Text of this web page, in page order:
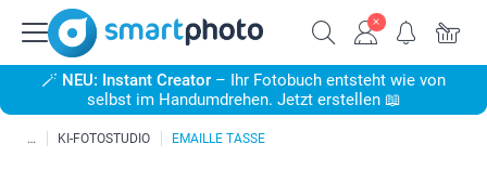
🪄 NEU: Instant Creator – Ihr Fotobuch entsteht wie von
selbst im Handumdrehen. Jetzt erstellen 📖
KI-FOTOSTUDIO EMAILLE TASSE